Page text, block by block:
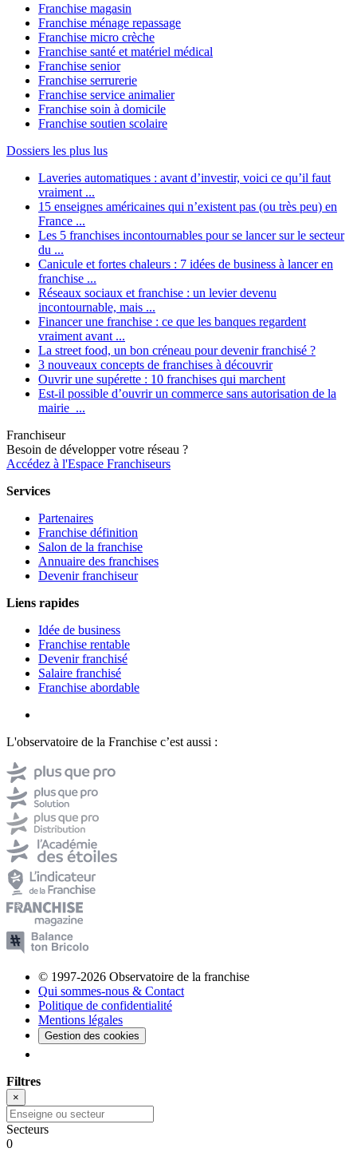
Franchise magasin
Franchise ménage repassage
Franchise micro crèche
Franchise santé et matériel médical
Franchise senior
Franchise serrurerie
Franchise service animalier
Franchise soin à domicile
Franchise soutien scolaire
Dossiers les plus lus
Laveries automatiques : avant d’investir, voici ce qu’il faut
vraiment ...
15 enseignes américaines qui n’existent pas (ou très peu) en
France ...
Les 5 franchises incontournables pour se lancer sur le secteur
du ...
Canicule et fortes chaleurs : 7 idées de business à lancer en
franchise ...
Réseaux sociaux et franchise : un levier devenu
incontournable, mais ...
Financer une franchise : ce que les banques regardent
vraiment avant ...
La street food, un bon créneau pour devenir franchisé ?
3 nouveaux concepts de franchises à découvrir
Ouvrir une supérette : 10 franchises qui marchent
Est-il possible d’ouvrir un commerce sans autorisation de la
mairie ...
Franchiseur
Besoin de développer votre réseau ?
Accédez à l'Espace Franchiseurs
Services
Partenaires
Franchise définition
Salon de la franchise
Annuaire des franchises
Devenir franchiseur
Liens rapides
Idée de business
Franchise rentable
Devenir franchisé
Salaire franchisé
Franchise abordable
L'observatoire de la Franchise c’est aussi :
© 1997-2026 Observatoire de la franchise
Qui sommes-nous & Contact
Politique de confidentialité
Mentions légales
Gestion des cookies
Filtres
×
Secteurs
0